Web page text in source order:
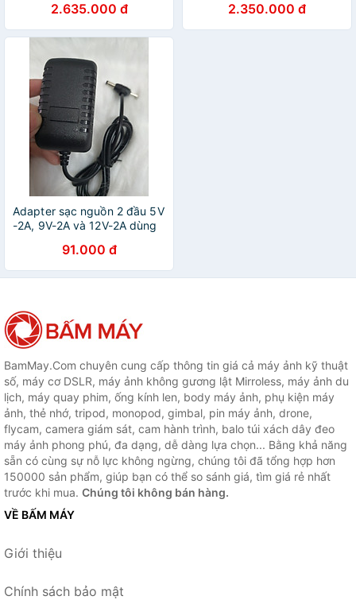
Đơn 6mm P370 Dài 1.5m -
Hàng Nhập Khẩu
2.635.000 đ
MWB505 tốc độ ( 5.8Ghz,
867Mb ) sóng 0 đến 5km -
2.350.000 đ
Adapter sạc nguồn 2 đầu 5V
-2A, 9V-2A và 12V-2A dùng
led và các thiết bị điện tử
khác - Hàng chính hãng
91.000 đ
BamMay.Com chuyên cung cấp thông tin giá cả máy ảnh kỹ thuật
số, máy cơ DSLR, máy ảnh không gương lật Mirroless, máy ảnh du
lịch, máy quay phim, ống kính len, body máy ảnh, phụ kiện máy
ảnh, thẻ nhớ, tripod, monopod, gimbal, pin máy ảnh, drone,
flycam, camera giám sát, cam hành trình, balo túi xách dây đeo
máy ảnh phong phú, đa dạng, dễ dàng lựa chọn... Bằng khả năng
sẵn có cùng sự nỗ lực không ngừng, chúng tôi đã tổng hợp hơn
150000 sản phẩm, giúp bạn có thể so sánh giá, tìm giá rẻ nhất
trước khi mua. Chúng tôi không bán hàng.
VỀ BẤM MÁY
Giới thiệu
Chính sách bảo mật